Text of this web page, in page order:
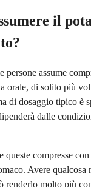
il
persone assume
orale, di solito più
di dosaggio tipico è
dalle
queste compresse
Avere qualcosa
renderlo molto più